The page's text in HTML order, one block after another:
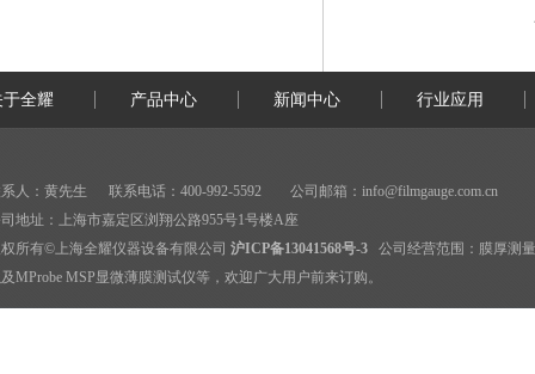
于全耀 产品中心 新闻中心 行业应用
人：黄先生 联系电话：400-992-5592 公司邮箱： info@filmgauge.com.cn
地址：上海市嘉定区浏翔公路955号1号楼A座
所有©上海全耀仪器设备有限公司 沪ICP备13041568号-3 公司经营范围： 膜厚测
MProbe MSP显微薄膜测试仪等，欢迎广大用户前来订购。